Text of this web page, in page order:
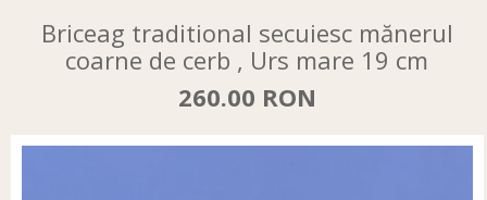
Briceag traditional secuiesc mănerul
coarne de cerb , Urs mare 19 cm
260.00 RON